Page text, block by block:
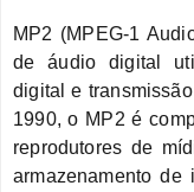
MP2 (MPEG-1
de áudio digital
digital e
1990, o MP2 é
reprodutores de
armazenamento